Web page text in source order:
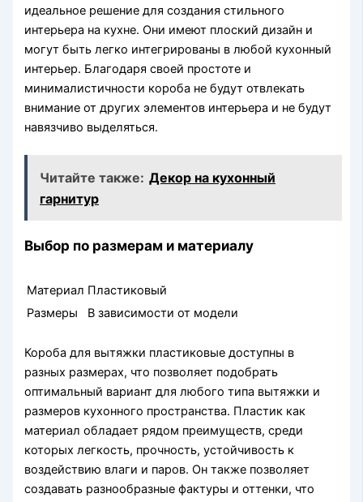
идеальное решение для создания стильного
интерьера на кухне. Они имеют плоский дизайн и
могут быть легко интегрированы в любой кухонный
интерьер. Благодаря своей простоте и
минималистичности короба не будут отвлекать
внимание от других элементов интерьера и не будут
навязчиво выделяться.
Читайте также: Декор на кухонный
гарнитур
Выбор по размерам и материалу
Материал Пластиковый
Размеры
В зависимости от модели
Короба для вытяжки пластиковые доступны в
разных размерах, что позволяет подобрать
оптимальный вариант для любого типа вытяжки и
размеров кухонного пространства. Пластик как
материал обладает рядом преимуществ, среди
которых легкость, прочность, устойчивость к
воздействию влаги и паров. Он также позволяет
создавать разнообразные фактуры и оттенки, что